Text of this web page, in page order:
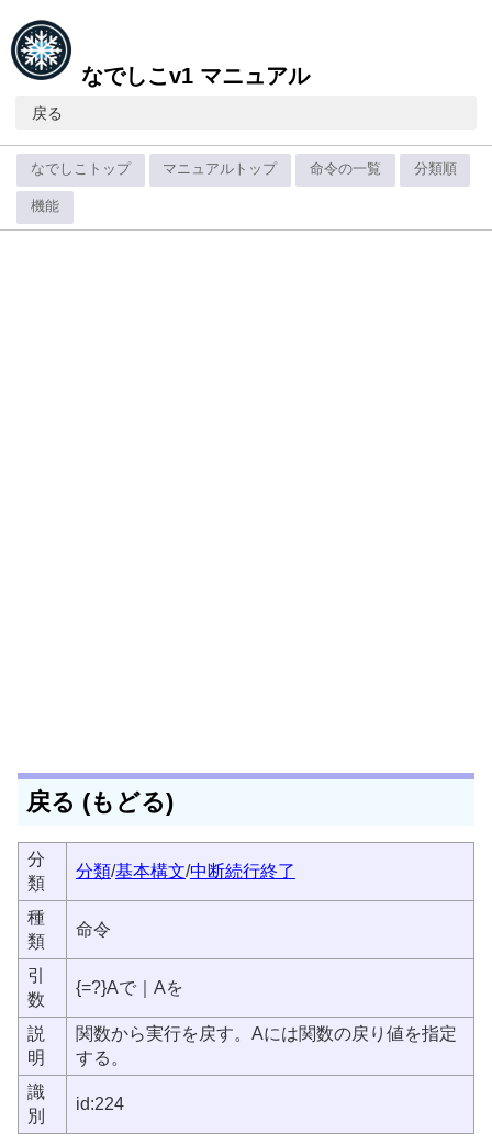
なでしこv1 マニュアル
戻る
なでしこトップ マニュアルトップ 命令の一覧 分類順
機能
戻る (もどる)
分
類
分類/基本構文/中断続行終了
種
類
命令
引
数
{=?}Aで｜Aを
説
明
関数から実行を戻す。Aには関数の戻り値を指定
する。
識
別
id:224